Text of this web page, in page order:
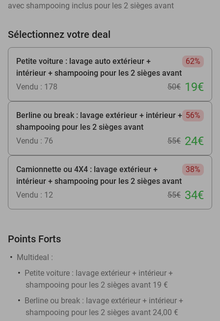
avec shampooing inclus pour les 2 sièges avant
Sélectionnez votre deal
Petite voiture : lavage auto extérieur +
intérieur + shampooing pour les 2 sièges avant
62%
Vendu : 178 50€ 19€
Berline ou break : lavage extérieur + intérieur +
shampooing pour les 2 sièges avant
56%
Vendu : 76 55€ 24€
Camionnette ou 4X4 : lavage extérieur +
intérieur + shampooing pour les 2 sièges avant
38%
Vendu : 12 55€ 34€
Points Forts
Multideal :
​Petite voiture : lavage extérieur + intérieur +
shampooing pour les 2 sièges avant 19 €
Berline ou break : lavage extérieur + intérieur +
shampooing pour les 2 sièges avant 24,00 €